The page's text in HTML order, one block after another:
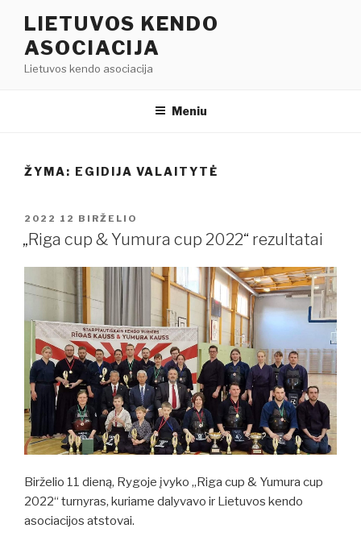
turinio
LIETUVOS KENDO
ASOCIACIJA
Lietuvos kendo asociacija
Meniu
ŽYMA: EGIDIJA VALAITYTĖ
PASKELBTA
2022 12 BIRŽELIO
„Riga cup & Yumura cup 2022“ rezultatai
Birželio 11 dieną, Rygoje įvyko „Riga cup & Yumura cup
2022“ turnyras, kuriame dalyvavo ir Lietuvos kendo
asociacijos atstovai.